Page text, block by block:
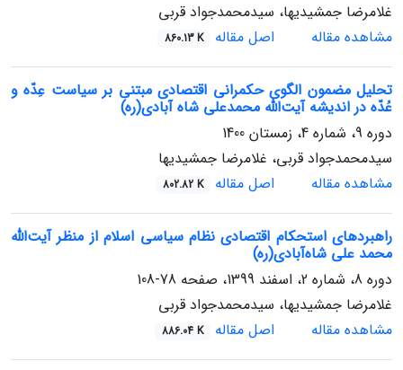
غلامرضا جمشیدیها، سیدمحمدجواد قربی
مشاهده مقاله
اصل مقاله 860.13 K
تحلیل مضمون الگوی حکمرانی اقتصادی مبتنی بر سیاست عِدّه و
عُدّه در اندیشه آیت‌الله محمدعلی شاه آبادی(ره)
دوره 9، شماره 4، زمستان 1400
سیدمحمدجواد قربی، غلامرضا جمشیدیها
مشاهده مقاله
اصل مقاله 802.82 K
راهبردهای استحکام اقتصادی نظام سیاسی اسلام از منظر آیت‌الله
محمد علی شاه‌آبادی(ره)
دوره 8، شماره 2، اسفند 1399، صفحه
78-108
غلامرضا جمشیدیها، سیدمحمدجواد قربی
مشاهده مقاله
اصل مقاله 886.04 K